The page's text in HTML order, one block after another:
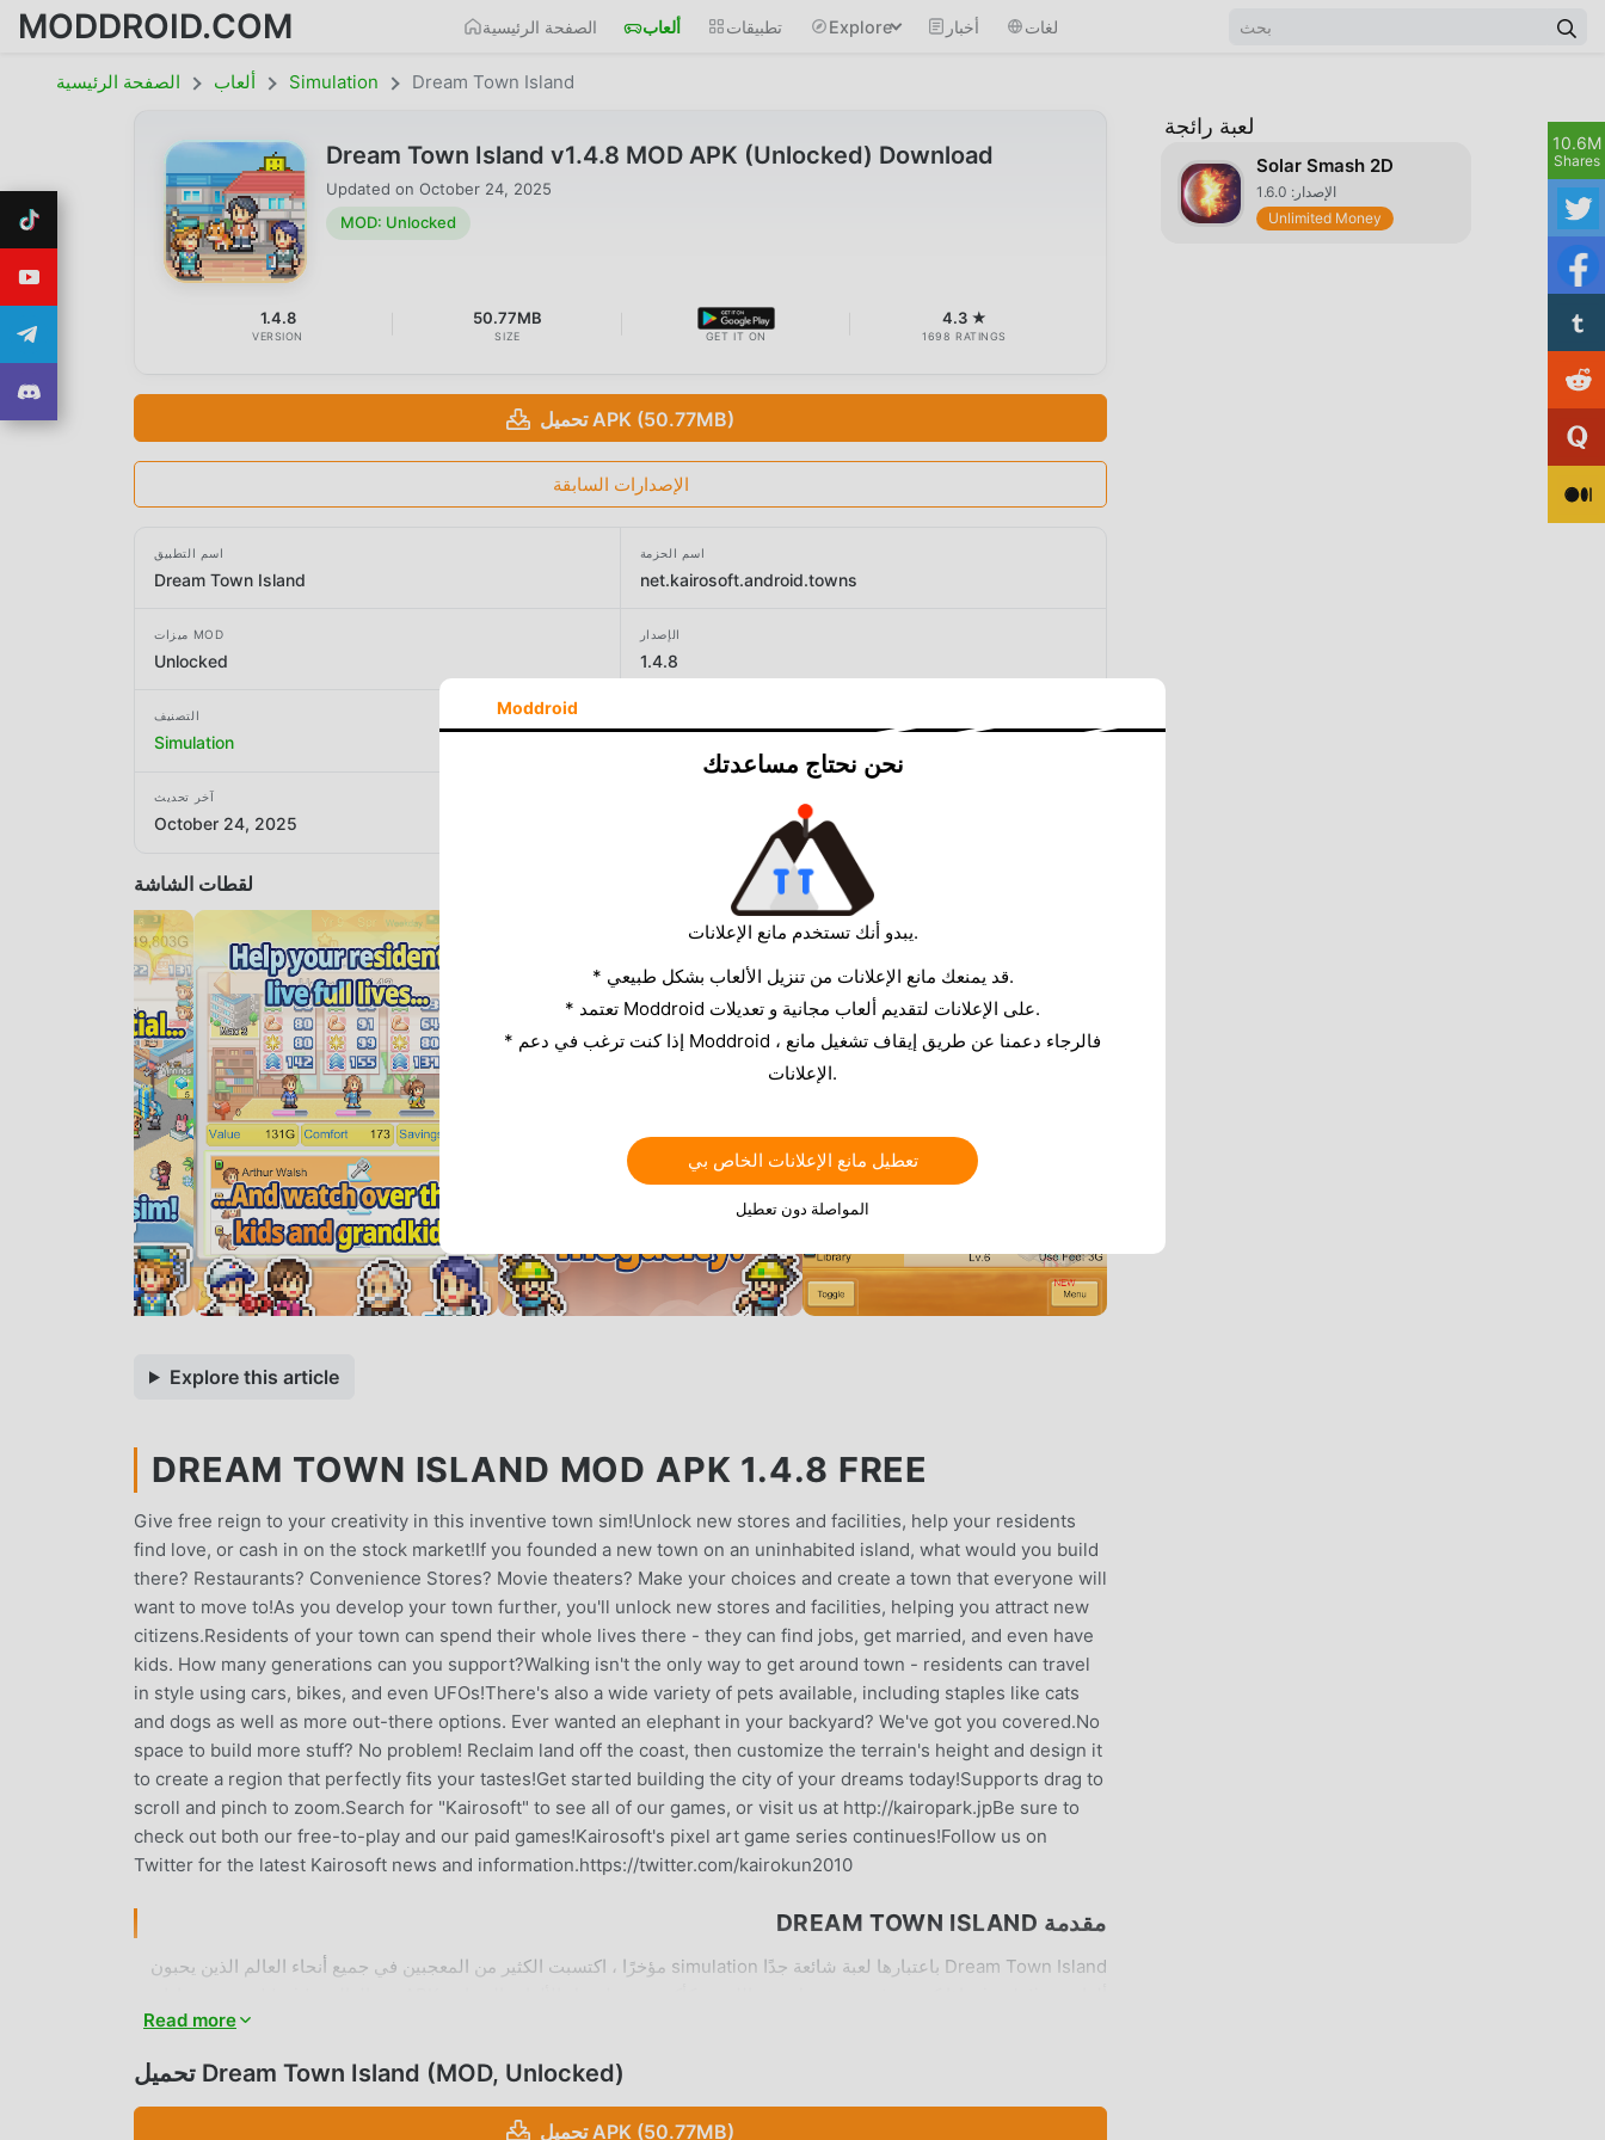
MODDROID.COM الصفحة الرئيسية ألعاب تطبيقات Explore أخبار لغات
الصفحة الرئيسية ألعاب Simulation Dream Town Island
Dream Town Island v1.4.8 MOD APK (Unlocked) Download
Updated on October 24, 2025
MOD: Unlocked
1.4.8
VERSION
50.77MB
SIZE GET IT ON
4.3 ★
1698 RATINGS
تحميل APK (50.77MB)
الإصدارات السابقة
اسم التطبيق
Dream Town Island
اسم الحزمة
net.kairosoft.android.towns
ميزات MOD
Unlocked
الإصدار
1.4.8
التصنيف
Simulation
آخر تحديث
October 24, 2025
لقطات الشاشة
Explore this article
DREAM TOWN ISLAND MOD APK 1.4.8 FREE
Give free reign to your creativity in this inventive town sim!Unlock new stores and facilities, help your residents
find love, or cash in on the stock market!If you founded a new town on an uninhabited island, what would you build
there? Restaurants? Convenience Stores? Movie theaters? Make your choices and create a town that everyone will
want to move to!As you develop your town further, you'll unlock new stores and facilities, helping you attract new
citizens.Residents of your town can spend their whole lives there - they can find jobs, get married, and even have
kids. How many generations can you support?Walking isn't the only way to get around town - residents can travel
in style using cars, bikes, and even UFOs!There's also a wide variety of pets available, including staples like cats
and dogs as well as more out-there options. Ever wanted an elephant in your backyard? We've got you covered.No
space to build more stuff? No problem! Reclaim land off the coast, then customize the terrain's height and design it
to create a region that perfectly fits your tastes!Get started building the city of your dreams today!Supports drag to
scroll and pinch to zoom.Search for "Kairosoft" to see all of our games, or visit us at http://kairopark.jpBe sure to
check out both our free-to-play and our paid games!Kairosoft's pixel art game series continues!Follow us on
Twitter for the latest Kairosoft news and information.https://twitter.com/kairokun2010
مقدمة DREAM TOWN ISLAND
Dream Town Island باعتبارها لعبة شائعة جدًا simulation مؤخرًا ، اكتسبت الكثير من المعجبين في جميع أنحاء العالم الذين يحبون
الأفضل. لا يوفر لك moddroid أحدث إصدار من Dream Town Island 1.4.8 مجانًا ، ولكنه يوفر أيضًا Free mod مجانًا ، مما يساعدك
moddroid بأن أي Dream Town Island mod لن يفرض على اللاعبين أي رسوم ، وهو آمن 100٪ ومتاح ومجاني للتثبيت. فقط قم
بتنزيل عميل moddroid ، يمكنك تنزيل وتثبيت Dream Town Island 1.4.8 بنقرة واحدة. ماذا تنتظر ، قم بتنزيل moddroid والعب!
Read more
تحميل Dream Town Island (MOD, Unlocked)
تحميل APK (50.77MB)
لعبة رائجة
Solar Smash 2D
الإصدار: 1.6.0
Unlimited Money
Moddroid
نحن نحتاج مساعدتك
يبدو أنك تستخدم مانع الإعلانات.
* قد يمنعك مانع الإعلانات من تنزيل الألعاب بشكل طبيعي.
* تعتمد Moddroid على الإعلانات لتقديم ألعاب مجانية و تعديلات.
* إذا كنت ترغب في دعم Moddroid ، فالرجاء دعمنا عن طريق إيقاف تشغيل مانع
الإعلانات.
تعطيل مانع الإعلانات الخاص بي
المواصلة دون تعطيل
10.6M
Shares